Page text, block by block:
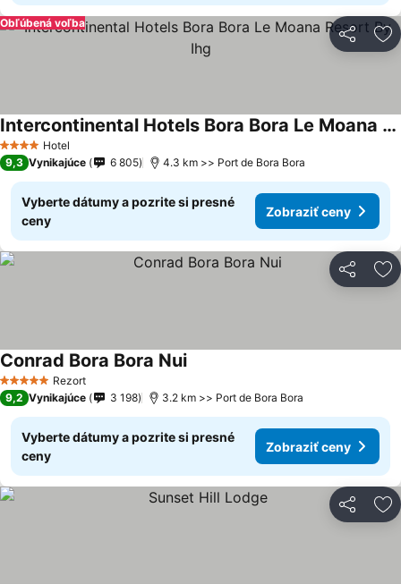
Zdieľať
Obľúbená voľba
4 Počet hviezdičiek
Hotel
Intercontinental Hotels Bora Bora Le Moana Resort By Ihg
Zobraziť ceny
9,3 Vynikajúce 6 805 4.3 km >> Port de Bora Bora
Vyberte dátumy a pozrite si presné
ceny
Zobraziť ceny
Zdieľať
5 Počet hviezdičiek
Rezort
Conrad Bora Bora NuiZobraziť ceny
9,2 Vynikajúce 3 198 3.2 km >> Port de Bora Bora
Vyberte dátumy a pozrite si presné
ceny
Zobraziť ceny
Zdieľať